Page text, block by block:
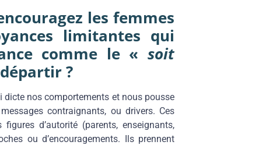
les femmes
limitantes qui
comme le « soit
?
dicte nos comportements et nous pousse
contraignants, ou drivers. Ces
d’autorité (parents, enseignants,
ou d’encouragements. Ils prennent